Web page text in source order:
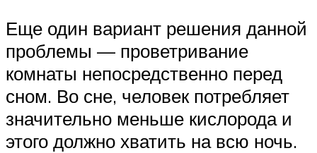
Еще один вариант решения данной
проблемы — проветривание
комнаты непосредственно перед
сном. Во сне, человек потребляет
значительно меньше кислорода и
этого должно хватить на всю ночь.